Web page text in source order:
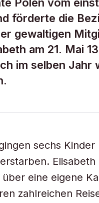
förderte die
gewaltigen
am 21. Mai
im selben Jahr
sechs
eine eigene
zahlreichen